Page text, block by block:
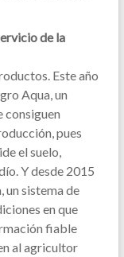
de la
Este año
Aqua, un
consiguen
pues
el suelo,
Y desde 2015
sistema de
en que
fiable
al agricultor